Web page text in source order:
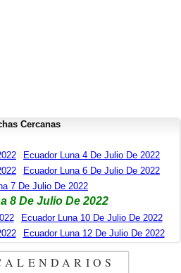
Cercanas
Ecuador Luna 4 De Julio De 2022
Ecuador Luna 6 De Julio De 2022
7 De Julio De 2022
8 De Julio De 2022
Ecuador Luna 10 De Julio De 2022
Ecuador Luna 12 De Julio De 2022